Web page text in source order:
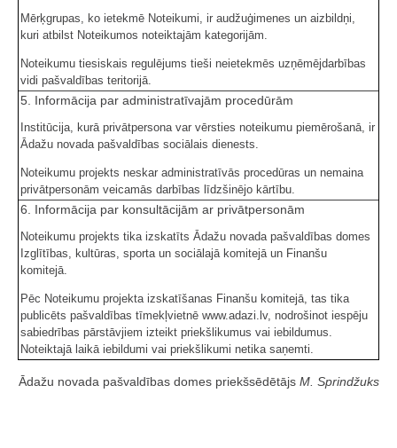
Mērķgrupas, ko ietekmē Noteikumi, ir audžuģimenes un aizbildņi,
kuri atbilst Noteikumos noteiktajām kategorijām.
Noteikumu tiesiskais regulējums tieši neietekmēs uzņēmējdarbības
vidi pašvaldības teritorijā.
5. Informācija par administratīvajām procedūrām
Institūcija, kurā privātpersona var vērsties noteikumu piemērošanā, ir
Ādažu novada pašvaldības sociālais dienests.
Noteikumu projekts neskar administratīvās procedūras un nemaina
privātpersonām veicamās darbības līdzšinējo kārtību.
6. Informācija par konsultācijām ar privātpersonām
Noteikumu projekts tika izskatīts Ādažu novada pašvaldības domes
Izglītības, kultūras, sporta un sociālajā komitejā un Finanšu
komitejā.
Pēc Noteikumu projekta izskatīšanas Finanšu komitejā, tas tika
publicēts pašvaldības tīmekļvietnē www.adazi.lv, nodrošinot iespēju
sabiedrības pārstāvjiem izteikt priekšlikumus vai iebildumus.
Noteiktajā laikā iebildumi vai priekšlikumi netika saņemti.
Ādažu novada pašvaldības domes priekšsēdētājs M. Sprindžuks